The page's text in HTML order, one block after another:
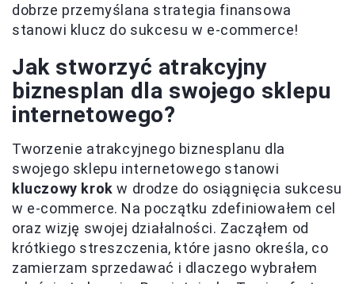
dobrze przemyślana strategia finansowa
stanowi klucz do sukcesu w e-commerce!
Jak stworzyć atrakcyjny
biznesplan dla swojego sklepu
internetowego?
Tworzenie atrakcyjnego biznesplanu dla
swojego sklepu internetowego stanowi
kluczowy krok w drodze do osiągnięcia sukcesu
w e-commerce. Na początku zdefiniowałem cel
oraz wizję swojej działalności. Zacząłem od
krótkiego streszczenia, które jasno określa, co
zamierzam sprzedawać i dlaczego wybrałem